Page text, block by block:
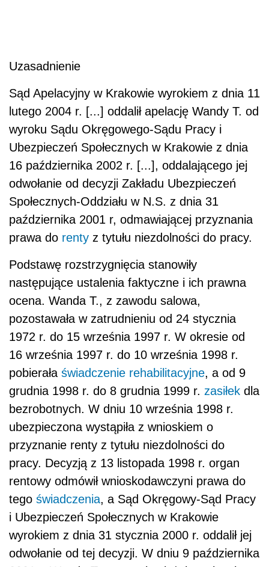
Uzasadnienie
Sąd Apelacyjny w Krakowie wyrokiem z dnia 11
lutego 2004 r. [...] oddalił apelację Wandy T. od
wyroku Sądu Okręgowego-Sądu Pracy i
Ubezpieczeń Społecznych w Krakowie z dnia
16 października 2002 r. [...], oddalającego jej
odwołanie od decyzji Zakładu Ubezpieczeń
Społecznych-Oddziału w N.S. z dnia 31
października 2001 r, odmawiającej przyznania
prawa do renty z tytułu niezdolności do pracy.
Podstawę rozstrzygnięcia stanowiły
następujące ustalenia faktyczne i ich prawna
ocena. Wanda T., z zawodu salowa,
pozostawała w zatrudnieniu od 24 stycznia
1972 r. do 15 września 1997 r. W okresie od
16 września 1997 r. do 10 września 1998 r.
pobierała świadczenie rehabilitacyjne, a od 9
grudnia 1998 r. do 8 grudnia 1999 r. zasiłek dla
bezrobotnych. W dniu 10 września 1998 r.
ubezpieczona wystąpiła z wnioskiem o
przyznanie renty z tytułu niezdolności do
pracy. Decyzją z 13 listopada 1998 r. organ
rentowy odmówił wnioskodawczyni prawa do
tego świadczenia, a Sąd Okręgowy-Sąd Pracy
i Ubezpieczeń Społecznych w Krakowie
wyrokiem z dnia 31 stycznia 2000 r. oddalił jej
odwołanie od tej decyzji. W dniu 9 października